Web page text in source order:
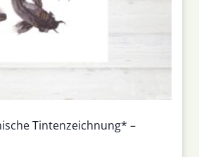
Tintenzeichnung* –